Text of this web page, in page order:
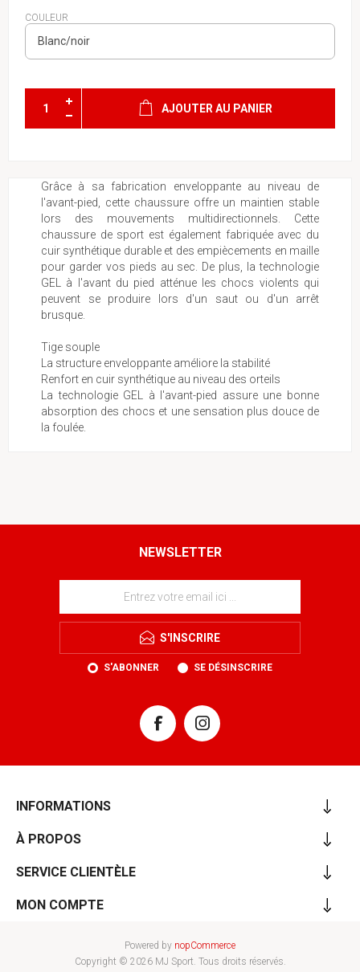
COULEUR
AJOUTER AU PANIER
Grâce à sa fabrication enveloppante au niveau de
l'avant-pied, cette chaussure offre un maintien stable
lors des mouvements multidirectionnels. Cette
chaussure de sport est également fabriquée avec du
cuir synthétique durable et des empiècements en maille
pour garder vos pieds au sec. De plus, la technologie
GEL à l'avant du pied atténue les chocs violents qui
peuvent se produire lors d'un saut ou d'un arrêt
brusque.
Tige souple
La structure enveloppante améliore la stabilité
Renfort en cuir synthétique au niveau des orteils
La technologie GEL à l'avant-pied assure une bonne
absorption des chocs et une sensation plus douce de
la foulée.
NEWSLETTER
S'INSCRIRE
S'ABONNER SE DÉSINSCRIRE
INFORMATIONS
À PROPOS
SERVICE CLIENTÈLE
MON COMPTE
Powered by nopCommerce
Copyright © 2026 MJ Sport. Tous droits réservés.